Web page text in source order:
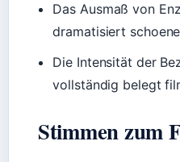
Das Ausmaß von
dramatisiert
Die Intensität der
vollständig belegt
Stimmen zum